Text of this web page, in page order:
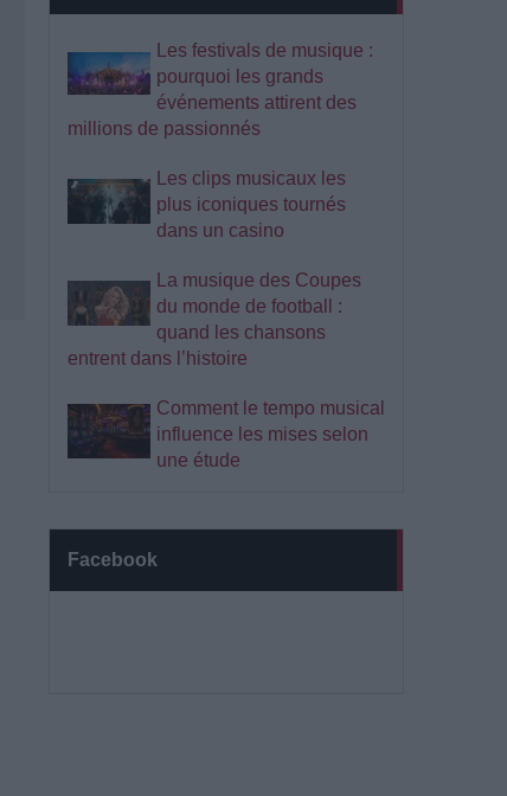
Les festivals de musique :
pourquoi les grands
événements attirent des
millions de passionnés
Les clips musicaux les
plus iconiques tournés
dans un casino
La musique des Coupes
du monde de football :
quand les chansons
entrent dans l’histoire
Comment le tempo musical
influence les mises selon
une étude
Facebook